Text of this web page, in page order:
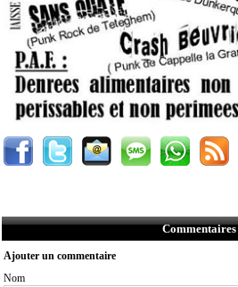
Commentaires
Ajouter un commentaire
Nom